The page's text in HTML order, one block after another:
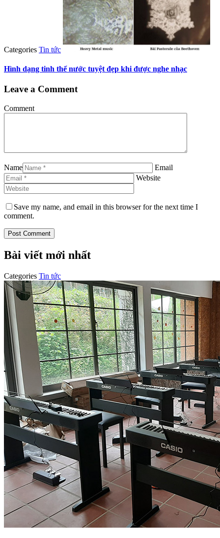
Categories Tin tức
Hình dạng tinh thể nước tuyệt đẹp khi được nghe nhạc
Leave a Comment
Comment
Name
Email
Website
Save my name, and email in this browser for the next time I
comment.
Bài viết mới nhất
Categories Tin tức